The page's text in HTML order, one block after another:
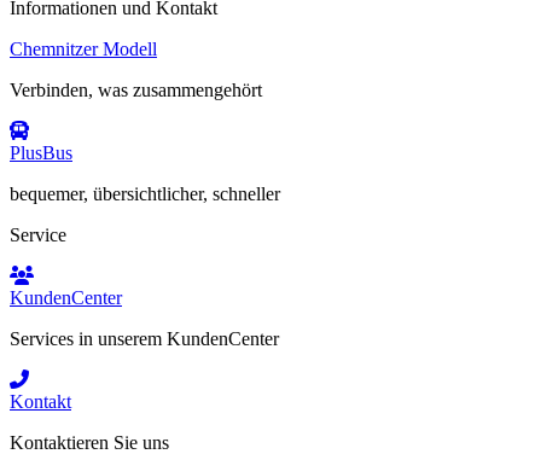
Informationen und Kontakt
Chemnitzer Modell
Verbinden, was zusammengehört
PlusBus
bequemer, übersichtlicher, schneller
Service
KundenCenter
Services in unserem KundenCenter
Kontakt
Kontaktieren Sie uns